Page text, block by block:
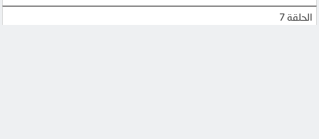
الحلقة 7